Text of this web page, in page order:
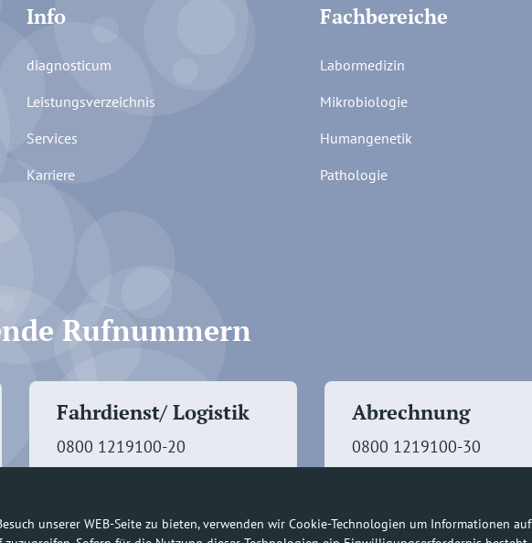
unserer WEB-Seite zu bieten, verwenden wir Cookie-Technologien um Informationen auf
Info
diagnosticum
Leistungsverzeichnis
Services
Karriere
Fachbereiche
Labormedizin
Mikrobiologie
Humangenetik
Pathologie
Rufnummern
Fahrdienst/ Logistik
0800 1219100-20
Abrechnung
0800 1219100-30